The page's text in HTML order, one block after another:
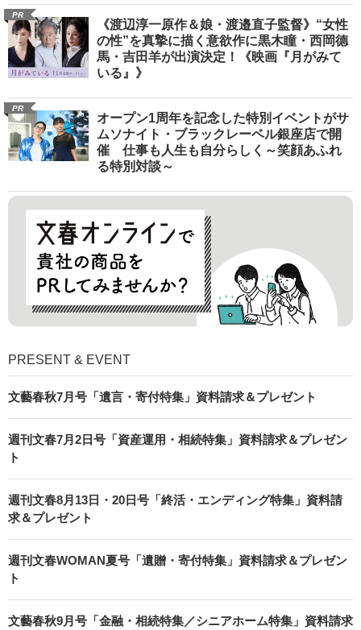
PR
《渡辺淳一原作＆娘・渡邉直子監督》“女性
の性”を真摯に描く意欲作に黒木瞳・西岡德
馬・吉田羊が出演決定！《映画『月がみて
いる』》
PR
オープン1周年を記念した特別イベントがサ
ムソナイト・ブラックレーベル銀座店で開
催 仕事も人生も自分らしく～笑顔あふれ
る特別対談～
PRESENT & EVENT
文藝春秋7月号「遺言・寄付特集」資料請求＆プレゼント
週刊文春7月2日号「資産運用・相続特集」資料請求＆プレゼン
ト
週刊文春8月13日・20日号「終活・エンディング特集」資料請
求＆プレゼント
週刊文春WOMAN夏号「遺贈・寄付特集」資料請求＆プレゼン
ト
文藝春秋9月号「金融・相続特集／シニアホーム特集」資料請求